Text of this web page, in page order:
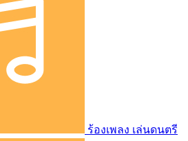
ร้องเพลง เล่นดนตรี